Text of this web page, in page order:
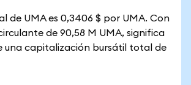
de UMA es 0,3406 $ por UMA. Con
de 90,58 M UMA, significa
una capitalización bursátil total de